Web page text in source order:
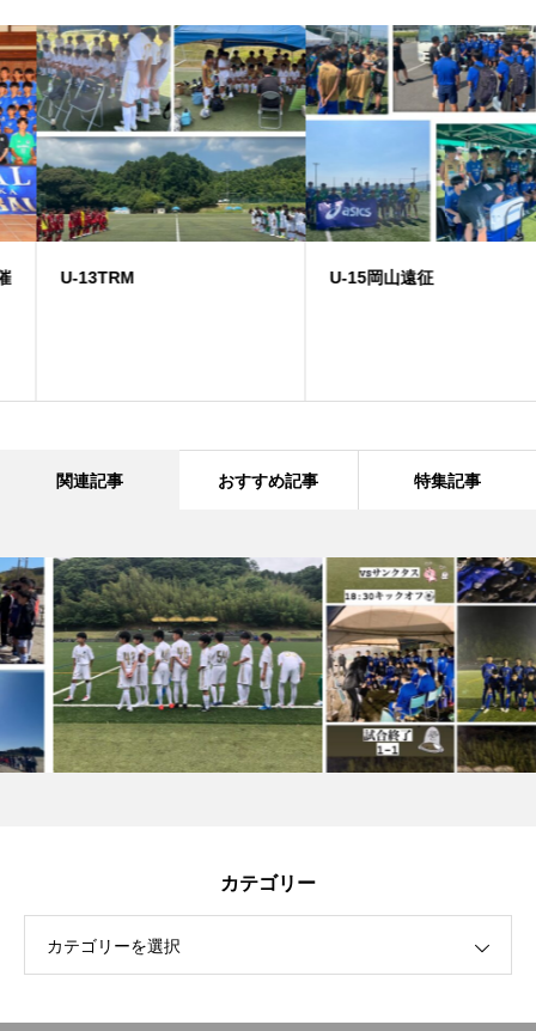
U-13TRM U-15岡山遠征
関連記事 おすすめ記事 特集記事
カテゴリー
カテゴリーを選択